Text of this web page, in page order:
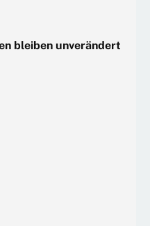
bleiben unverändert